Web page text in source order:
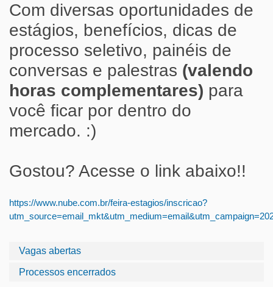
Vagas abertas
Processos encerrados
Com diversas oportunidades de
estágios, benefícios, dicas de
processo seletivo, painéis de
conversas e palestras (valendo
horas complementares) para
você ficar por dentro do
mercado. :)
Gostou? Acesse o link abaixo!!
https://www.nube.com.br/feira-estagios/inscricao?